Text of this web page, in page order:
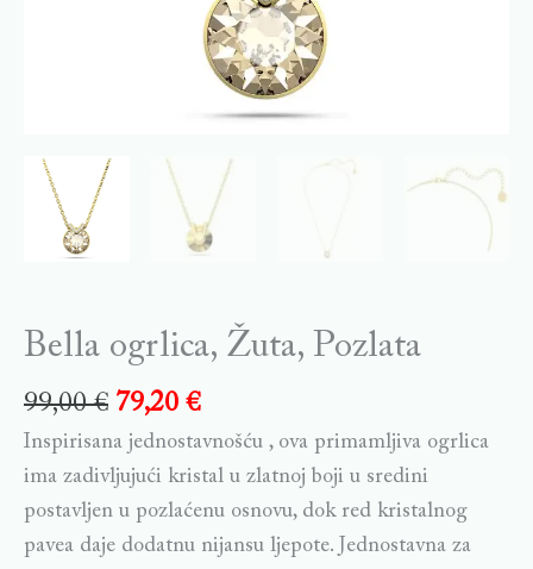
Bella ogrlica, Žuta, Pozlata
99,00€ 79,20 €
Inspirisana jednostavnošću , ova primamljiva ogrlica
ima zadivljujući kristal u zlatnoj boji u sredini
postavljen u pozlaćenu osnovu, dok red kristalnog
pavea daje dodatnu nijansu ljepote. Jednostavna za